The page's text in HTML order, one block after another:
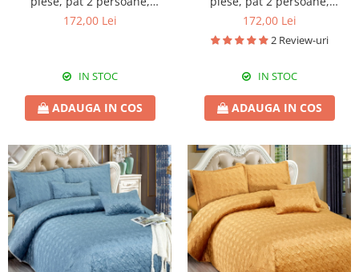
220x240 cm, CC05
172,00 Lei
IN STOC
ADAUGA IN COS
220x240 cm, CC06
172,00 Lei
2 Review-uri
IN STOC
ADAUGA IN COS